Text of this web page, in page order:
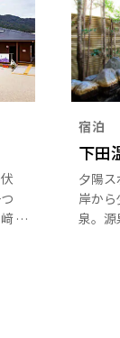
宿泊
下田
夕陽
岸か
泉。